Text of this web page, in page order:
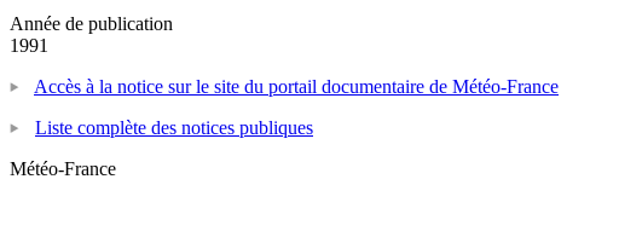
Année de publication
1991
Accès à la notice sur le site du portail documentaire de Météo-France
Liste complète des notices publiques
Météo-France